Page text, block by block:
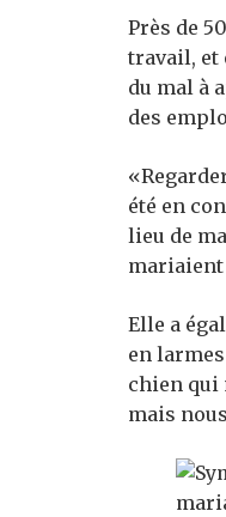
Près de
travail, et
du mal à
des
été en
lieu de
mariaient
Elle a
en
chien qui
mais